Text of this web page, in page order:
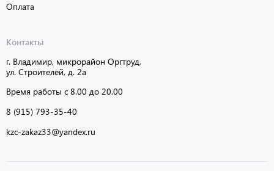
Оплата
Контакты
г. Владимир, микрорайон Оргтруд,
ул. Строителей, д. 2а
Время работы с 8.00 до 20.00
8 (915) 793-35-40
kzc-zakaz33@yandex.ru